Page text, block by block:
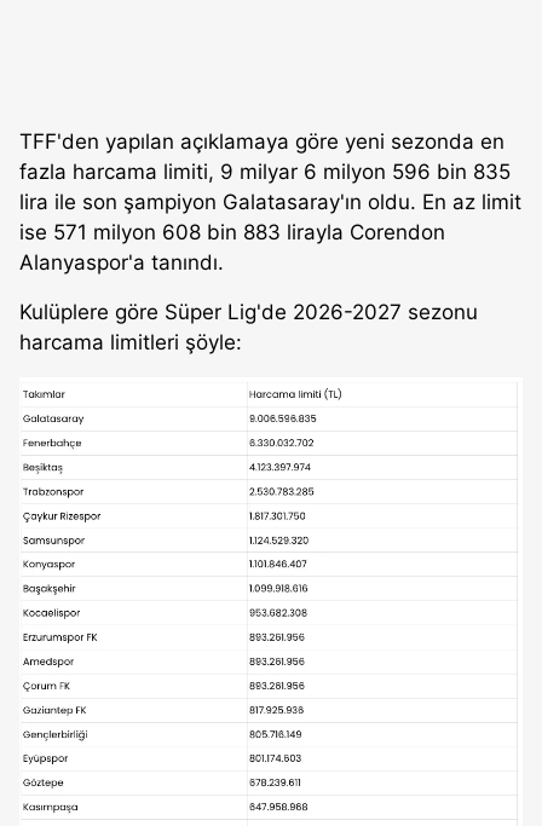
TFF'den yapılan açıklamaya göre yeni sezonda en
fazla harcama limiti, 9 milyar 6 milyon 596 bin 835
lira ile son şampiyon Galatasaray'ın oldu. En az limit
ise 571 milyon 608 bin 883 lirayla Corendon
Alanyaspor'a tanındı.
Kulüplere göre Süper Lig'de 2026-2027 sezonu
harcama limitleri şöyle: